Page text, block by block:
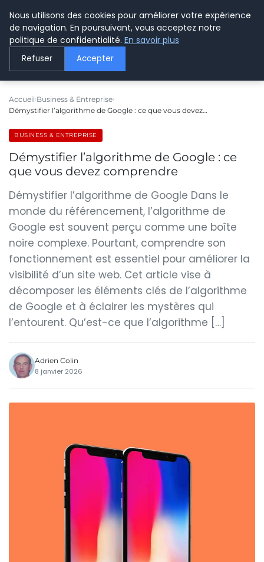
LE WEBMARKETING
Accueil Business & Entreprise
Démystifier l’algorithme de Google : ce que vous devez…
BUSINESS & ENTREPRISE
Démystifier l’algorithme de Google : ce
que vous devez comprendre
Démystifier l’algorithme de Google Dans le
monde du référencement, l’algorithme de
Google est souvent perçu comme une boîte
noire complexe. Pourtant, comprendre son
fonctionnement est essentiel pour améliorer la
visibilité d’un site web. Cet article vise à
décomposer les éléments clés de l’algorithme
de Google et à éclairer les mystères qui
l’entourent. Qu’est-ce que l’algorithme […]
Adrien Colin
8 janvier 2026
Nous utilisons des cookies pour améliorer votre expérience
de navigation. En poursuivant, vous acceptez notre
politique de confidentialité. En savoir plus
Refuser Accepter